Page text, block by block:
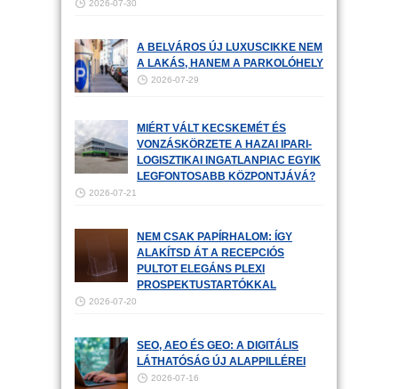
2026-07-30
A BELVÁROS ÚJ LUXUSCIKKE NEM
A LAKÁS, HANEM A PARKOLÓHELY
2026-07-29
MIÉRT VÁLT KECSKEMÉT ÉS
VONZÁSKÖRZETE A HAZAI IPARI-
LOGISZTIKAI INGATLANPIAC EGYIK
LEGFONTOSABB KÖZPONTJÁVÁ?
2026-07-21
NEM CSAK PAPÍRHALOM: ÍGY
ALAKÍTSD ÁT A RECEPCIÓS
PULTOT ELEGÁNS PLEXI
PROSPEKTUSTARTÓKKAL
2026-07-20
SEO, AEO ÉS GEO: A DIGITÁLIS
LÁTHATÓSÁG ÚJ ALAPPILLÉREI
2026-07-16